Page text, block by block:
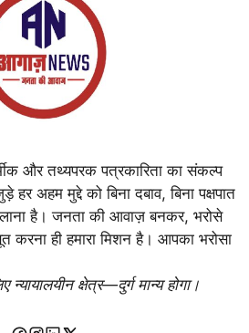
और तथ्यपरक पत्रकारिता का संकल्प
हर अहम मुद्दे को बिना दबाव, बिना पक्षपात
है। जनता की आवाज़ बनकर, भरोसे
ही हमारा मिशन है। आपका भरोसा
क्षेत्र—दुर्ग मान्य होगा।